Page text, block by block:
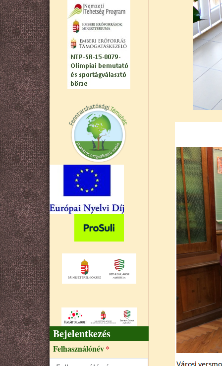
Bejelentkezés
Felhasználónév